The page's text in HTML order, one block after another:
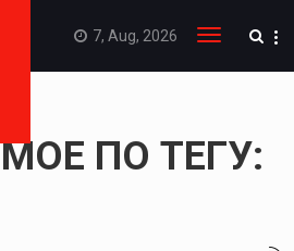
7, Aug, 2026
Toggle
ПО ТЕГУ: